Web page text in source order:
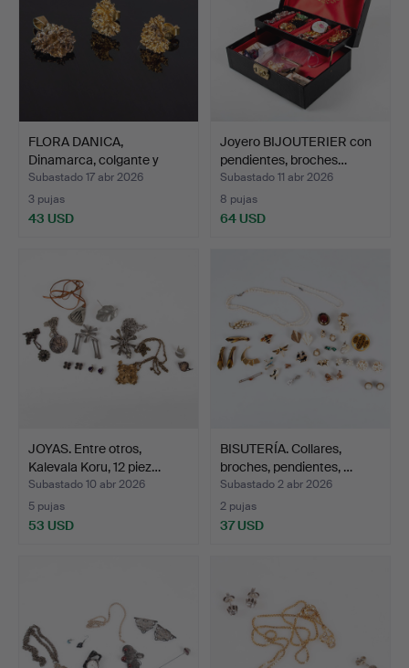
FLORA DANICA,
Dinamarca, colgante y
pendie…
Subastado 17 abr 2026
3 pujas
43 USD
Joyero BIJOUTERIER con
pendientes, broches…
Subastado 11 abr 2026
8 pujas
64 USD
JOYAS. Entre otros,
Kalevala Koru, 12 piez…
Subastado 10 abr 2026
5 pujas
53 USD
BISUTERÍA. Collares,
broches, pendientes, …
Subastado 2 abr 2026
2 pujas
37 USD